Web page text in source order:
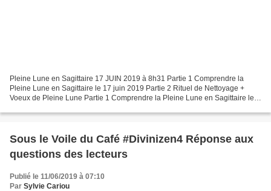
Pleine Lune en Sagittaire 17 JUIN 2019 à 8h31 Partie 1 Comprendre la
Pleine Lune en Sagittaire le 17 juin 2019 Partie 2 Rituel de Nettoyage +
Voeux de Pleine Lune Partie 1 Comprendre la Pleine Lune en Sagittaire le
Sous le Voile du Café #Divinizen4 Réponse aux
questions des lecteurs
Publié le 11/06/2019 à 07:10
Par Sylvie Cariou